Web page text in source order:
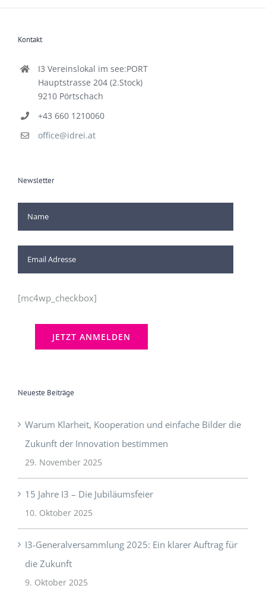
Kontakt
I3 Vereinslokal im see:PORT
Hauptstrasse 204 (2.Stock)
9210 Pörtschach
+43 660 1210060
office@idrei.at
Newsletter
[mc4wp_checkbox]
Neueste Beiträge
Warum Klarheit, Kooperation und einfache Bilder die
Zukunft der Innovation bestimmen
29. November 2025
15 Jahre I3 – Die Jubiläumsfeier
10. Oktober 2025
I3-Generalversammlung 2025: Ein klarer Auftrag für
die Zukunft
9. Oktober 2025